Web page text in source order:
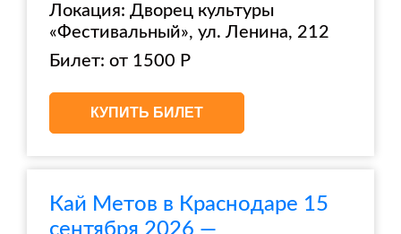
Локация: Дворец культуры
«Фестивальный», ул. Ленина, 212
Билет: от 1500 Р
КУПИТЬ БИЛЕТ
Кай Метов в Краснодаре 15
сентября 2026 —